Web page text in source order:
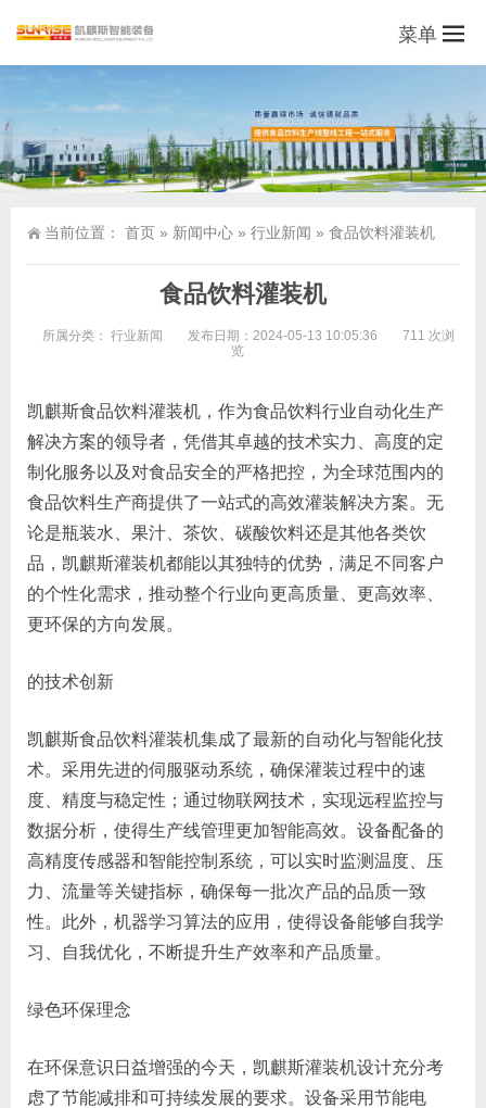
菜单
当前位置： 首页 » 新闻中心 » 行业新闻 » 食品饮料灌装机
食品饮料灌装机
所属分类： 行业新闻 发布日期：2024-05-13 10:05:36
711 次浏
览
凯麒斯食品饮料灌装机，作为食品饮料行业自动化生产
解决方案的领导者，凭借其卓越的技术实力、高度的定
制化服务以及对食品安全的严格把控，为全球范围内的
食品饮料生产商提供了一站式的高效灌装解决方案。无
论是瓶装水、果汁、茶饮、碳酸饮料还是其他各类饮
品，凯麒斯灌装机都能以其独特的优势，满足不同客户
的个性化需求，推动整个行业向更高质量、更高效率、
更环保的方向发展。
的技术创新
凯麒斯食品饮料灌装机集成了最新的自动化与智能化技
术。采用先进的伺服驱动系统，确保灌装过程中的速
度、精度与稳定性；通过物联网技术，实现远程监控与
数据分析，使得生产线管理更加智能高效。设备配备的
高精度传感器和智能控制系统，可以实时监测温度、压
力、流量等关键指标，确保每一批次产品的品质一致
性。此外，机器学习算法的应用，使得设备能够自我学
习、自我优化，不断提升生产效率和产品质量。
绿色环保理念
在环保意识日益增强的今天，凯麒斯灌装机设计充分考
虑了节能减排和可持续发展的要求。设备采用节能电